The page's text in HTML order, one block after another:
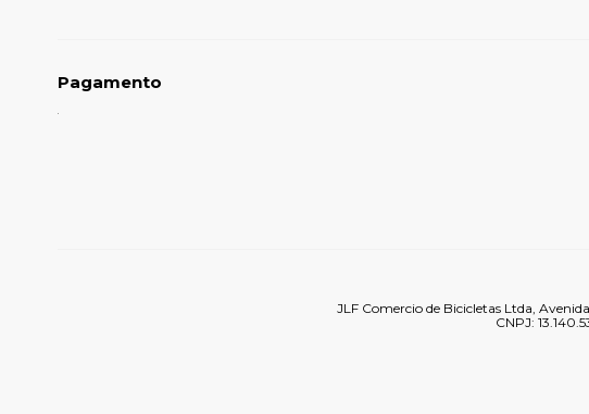
Pagamento
JLF Comercio de Bicicletas Ltda,
CNPJ: